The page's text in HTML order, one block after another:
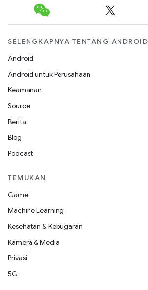
SELENGKAPNYA TENTANG ANDROID
Android
Android untuk Perusahaan
Keamanan
Source
Berita
Blog
Podcast
TEMUKAN
Game
Machine Learning
Kesehatan & Kebugaran
Kamera & Media
Privasi
5G